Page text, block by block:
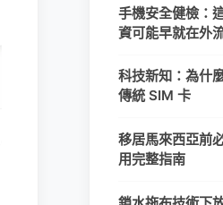
手機安全健檢：
資可能早就在外
科技新知：為什
傳統 SIM 卡
移居馬來西亞前
用完整指南